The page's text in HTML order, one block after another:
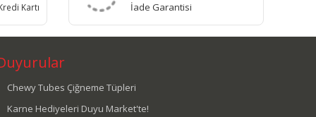
Kartı İade Garantisi
Chewy Tubes Çiğneme Tüpleri
Karne Hediyeleri Duyu Market'te!